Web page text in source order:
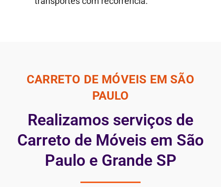
CARRETO DE MÓVEIS EM SÃO
PAULO
Realizamos serviços de
Carreto de Móveis em São
Paulo e Grande SP